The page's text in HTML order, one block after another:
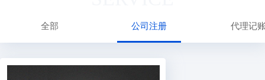
全部 公司注册 代理记